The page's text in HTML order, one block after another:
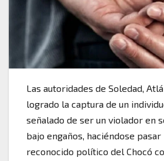
Las autoridades de Soledad,
logrado la captura de un
señalado de ser un violador en
bajo engaños, haciéndose
reconocido político del Chocó